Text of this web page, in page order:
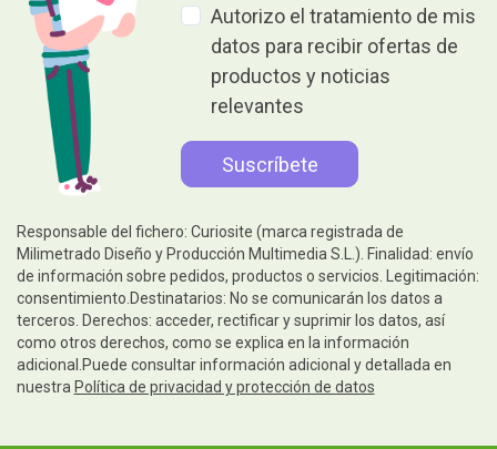
Autorizo el tratamiento de mis
datos para recibir ofertas de
productos y noticias
relevantes
Responsable del fichero: Curiosite (marca registrada de
Milimetrado Diseño y Producción Multimedia S.L.). Finalidad: envío
de información sobre pedidos, productos o servicios. Legitimación:
consentimiento.Destinatarios: No se comunicarán los datos a
terceros. Derechos: acceder, rectificar y suprimir los datos, así
como otros derechos, como se explica en la información
adicional.Puede consultar información adicional y detallada en
nuestra Política de privacidad y protección de datos